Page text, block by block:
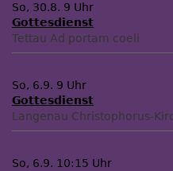
So, 30.8. 9 Uhr
Gottesdienst
Tettau Ad portam coeli
So, 6.9. 9 Uhr
Gottesdienst
Langenau Christophorus-
So, 6.9. 10:15 Uhr